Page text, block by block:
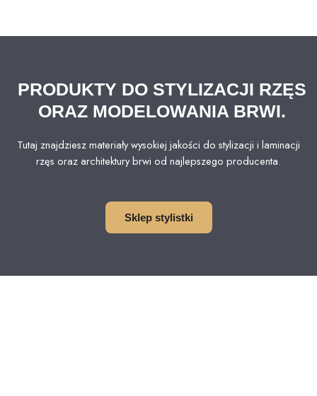
PRODUKTY DO STYLIZACJI RZĘS
ORAZ MODELOWANIA BRWI.
Tutaj znajdziesz materiały wysokiej jakości do stylizacji i laminacji
rzęs oraz architektury brwi od najlepszego producenta.
Sklep stylistki